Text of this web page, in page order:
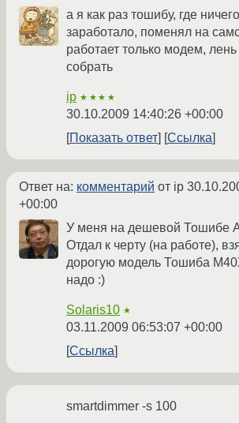
а я как раз тошибу, где
заработало, поменял на
работает только модем,
собрать
ip ★★★★
30.10.2009 14:40:26 +00:00
Показать ответ
Ссылка
Ответ на: комментарий от ip
+00:00
У меня на дешевой Тошибе
Отдал к черту (на работе),
дорогую модель Тошиба
надо :)
Solaris10 ★
03.11.2009 06:53:07 +00:00
Ссылка
smartdimmer -s 100